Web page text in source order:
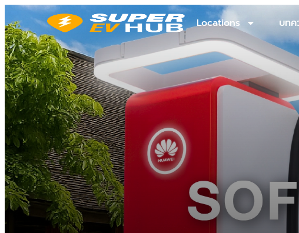
Locations บทค